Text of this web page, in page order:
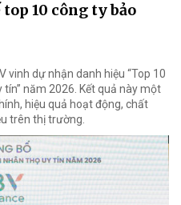
10 công ty bảo
vinh dự nhận danh hiệu “Top 10
năm 2026. Kết quả này một
hiệu quả hoạt động, chất
trên thị trường.